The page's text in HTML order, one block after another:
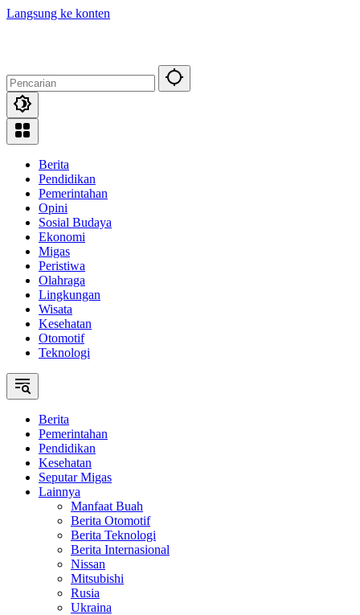
Langsung ke konten
Berita
Pendidikan
Pemerintahan
Opini
Sosial Budaya
Ekonomi
Migas
Peristiwa
Olahraga
Lingkungan
Wisata
Kesehatan
Otomotif
Teknologi
Berita
Pemerintahan
Pendidikan
Kesehatan
Seputar Migas
Lainnya
Manfaat Buah
Berita Otomotif
Berita Teknologi
Berita Internasional
Nissan
Mitsubishi
Rusia
Ukraina